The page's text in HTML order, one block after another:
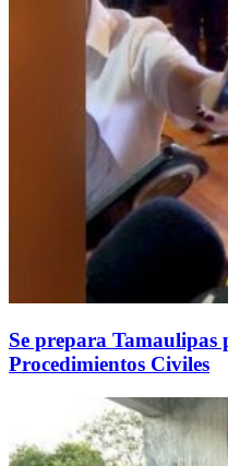
Se prepara Tamaulipas
Procedimientos Civiles